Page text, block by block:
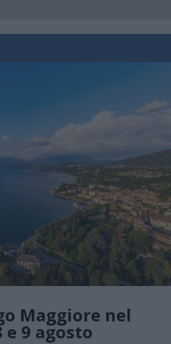
Maggiore nel
e 9 agosto